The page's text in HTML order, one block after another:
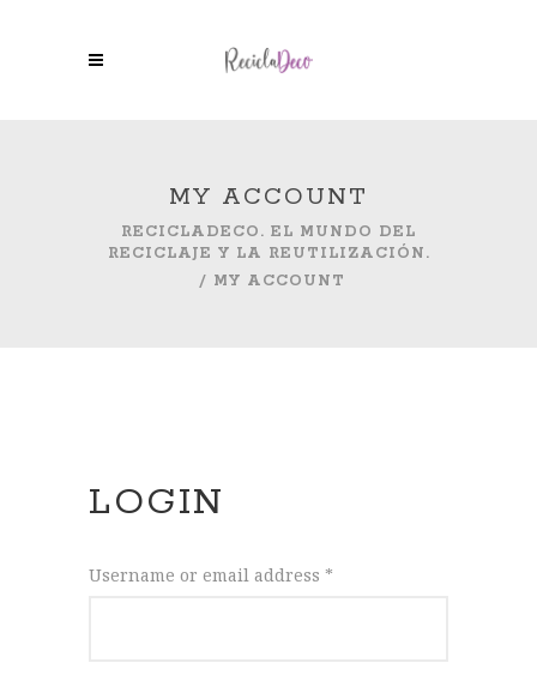
MY ACCOUNT
RECICLADECO. EL MUNDO DEL
RECICLAJE Y LA REUTILIZACIÓN.
/ MY ACCOUNT
LOGIN
Username or email address *